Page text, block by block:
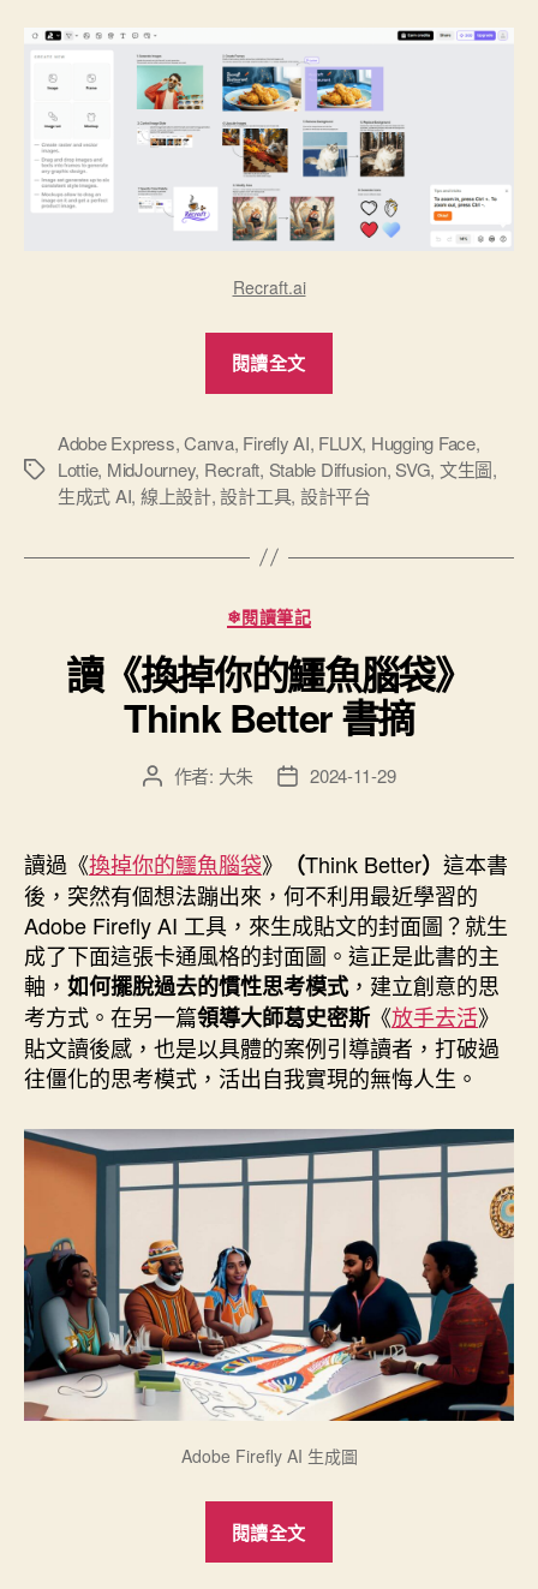
Recraft.ai
閱讀全文
AI
黑
馬
Firefly
+
Express
的
設
計
平
台”
標
Adobe Express,Canva, Firefly AI, FLUX, Hugging Face,
Lottie, MidJourney, Recraft, Stable Diffusion,SVG, 文生圖,
生成式 AI, 線上設計,設計工具, 設計平台
分
類
❄閱讀筆記
讀《換掉你的鱷魚腦袋》
Think Better 書摘
文
者
作者: 大朱
文
佈
日
期
2024-11-29
讀過《換掉你的鱷魚腦袋》 （Think Better） 這本書
後，突然有個想法蹦出來，何不利用最近學習的
Adobe Firefly AI 工具，來生成貼文的封面圖？就生
成了下面這張卡通風格的封面圖。這正是此書的主
軸， 如何擺脫過去的慣性思考模式，建立創意的思
考方式。在另一篇領導大師葛史密斯 《放手去活》
貼文讀後感，也是以具體的案例引導讀者，打破過
往僵化的思考模式，活出自我實現的無悔人生。
Adobe Firefly AI 生成圖
閱讀全文